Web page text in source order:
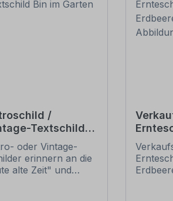
/
Textschild
im Garten
oder Vintage-
erinnern an die
alte Zeit" und